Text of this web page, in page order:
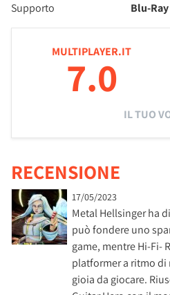
Supporto
Blu-Ray
MULTIPLAYER.IT
7.0
IL TUO
RECENSIONE
17/05/2023
Metal Hellsinger ha
può fondere uno
game, mentre Hi-Fi-
platformer a ritmo di
gioia da giocare.